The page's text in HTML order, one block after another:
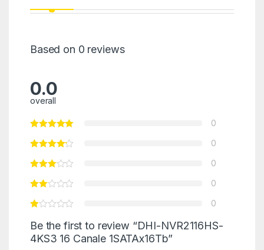
Based on 0 reviews
0.0
overall
0
0
0
0
0
Be the first to review “DHI-NVR2116HS-
4KS3 16 Canale 1SATAx16Tb”